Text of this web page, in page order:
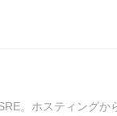
。ホスティング